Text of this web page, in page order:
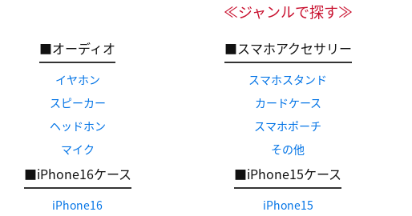
≪ジャンルで探す≫
■オーディオ
イヤホン
スピーカー
ヘッドホン
マイク
■スマホアクセサリー
スマホスタンド
カードケース
スマホポーチ
その他
■iPhone16ケース
iPhone16
■iPhone15ケース
iPhone15